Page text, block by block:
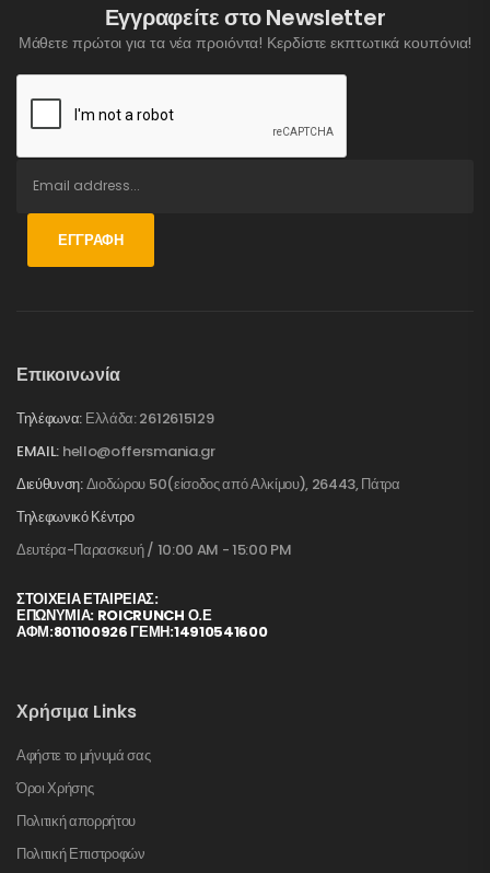
Εγγραφείτε στο Newsletter
Μάθετε πρώτοι για τα νέα προιόντα! Κερδίστε εκπτωτικά κουπόνια!
ΕΓΓΡΑΦΉ
Επικοινωνία
Τηλέφωνα: Ελλάδα: 2612615129
EMAIL: hello@offersmania.gr
Διεύθυνση:Διοδώρου 50(είσοδος από Αλκίμου), 26443, Πάτρα
Τηλεφωνικό Κέντρο
Δευτέρα-Παρασκευή / 10:00 AM - 15:00 PM
ΣΤΟΙΧΕΊΑ ΕΤΑΙΡΕΊΑΣ:
ΕΠΩΝΥΜΙΑ: ROICRUNCH Ο.Ε
ΑΦΜ:801100926 ΓΕΜΗ:14910541600
Χρήσιμα Links
Αφήστε το μήνυμά σας
Όροι Χρήσης
Πολιτική απορρήτου
Πολιτική Επιστροφών